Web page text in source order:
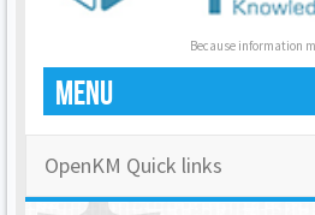
Because information
MENU
OpenKM Quick links